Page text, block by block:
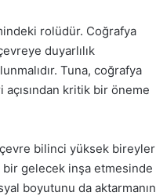
rolüdür. Coğrafya
duyarlılık
Tuna, coğrafya
kritik bir öneme
bilinci yüksek bireyler
gelecek inşa etmesinde
boyutunu da aktarmanın